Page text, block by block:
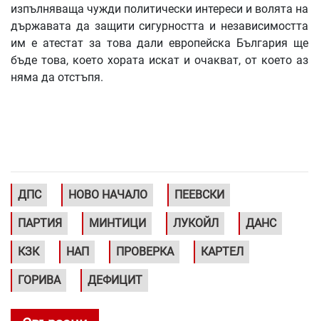
изпълняваща чужди политически интереси и волята на
държавата да защити сигурността и независимостта
им е атестат за това дали европейска България ще
бъде това, което хората искат и очакват, от което аз
няма да отстъпя.
ДПС НОВО НАЧАЛО ПЕЕВСКИ
ПАРТИЯ МИНТИЦИ ЛУКОЙЛ ДАНС
КЗК НАП ПРОВЕРКА КАРТЕЛ
ГОРИВА ДЕФИЦИТ